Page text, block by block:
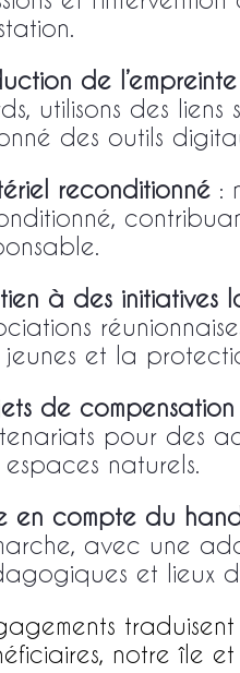
de
utilisons des
des outils
reconditionné :
à des initiatives
jeunes et la
de
pour des
espaces naturels.
en compte du
avec une
et lieux
notre île